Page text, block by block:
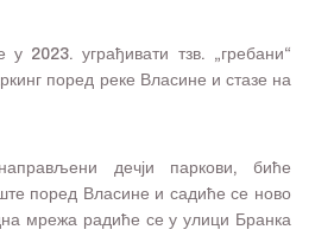
2023. уграђивати тзв. „гребани“
поред реке Власине и стазе на
дечји паркови, биће
поред Власине и садиће се ново
мрежа радиће се у улици Бранка